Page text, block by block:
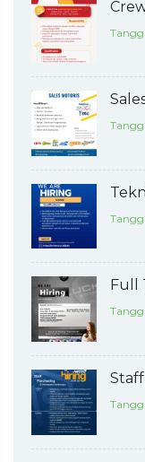
Full